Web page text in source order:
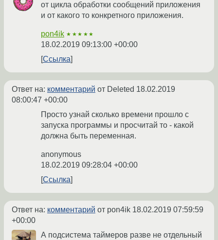
от цикла обработки сообщений приложения
и от какого то конкретного приложения.
pon4ik ★★★★★
18.02.2019 09:13:00 +00:00
Ссылка
Ответ на: комментарий от Deleted 18.02.2019
08:00:47 +00:00
Просто узнай сколько времени прошло с
запуска программы и просчитай то - какой
должна быть переменная.
anonymous
18.02.2019 09:28:04 +00:00
Ссылка
Ответ на: комментарий от pon4ik 18.02.2019 07:59:59
+00:00
А подсистема таймеров разве не отдельный